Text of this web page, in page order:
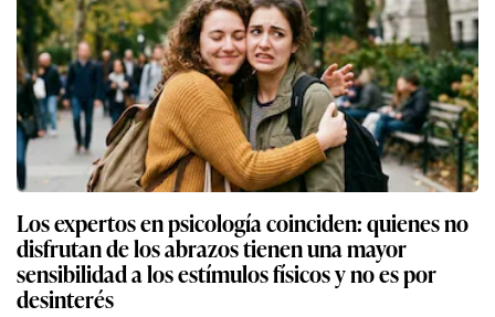
Los expertos en psicología coinciden: quienes no
disfrutan de los abrazos tienen una mayor
sensibilidad a los estímulos físicos y no es por
desinterés